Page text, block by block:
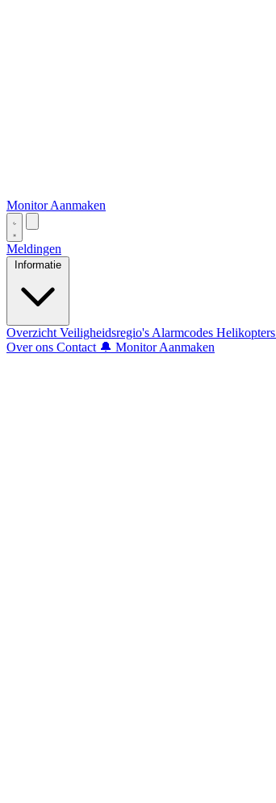
Monitor Aanmaken
Meldingen
Informatie
Overzicht Veiligheidsregio's Alarmcodes Helikopters
Over ons Contact 🔔 Monitor Aanmaken